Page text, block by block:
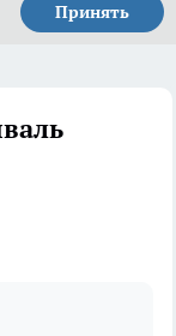
Принять